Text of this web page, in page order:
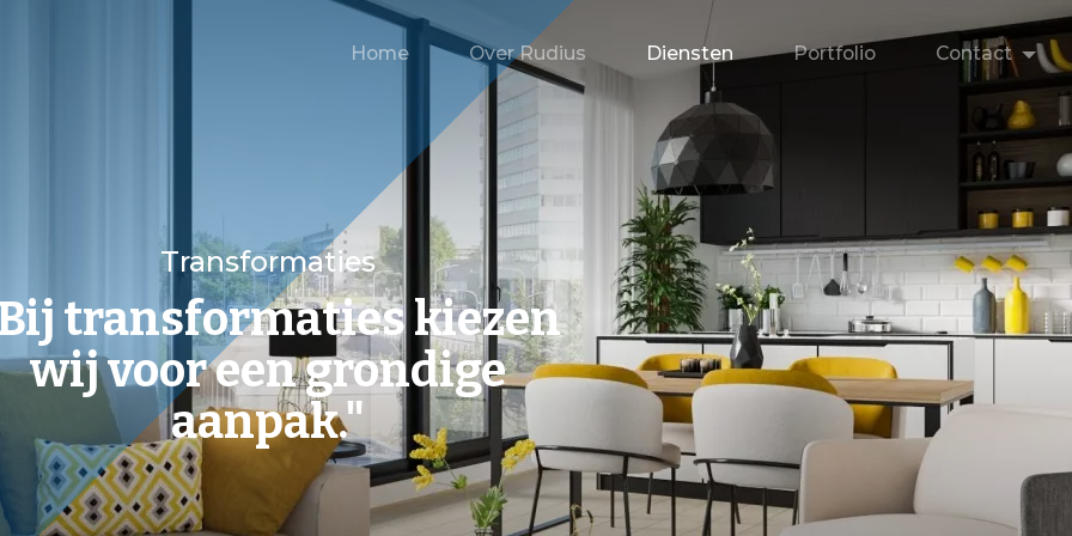
Home Over Rudius Diensten Portfolio Contact
Transformaties
transformaties kiezen
wij voor een grondige
aanpak."